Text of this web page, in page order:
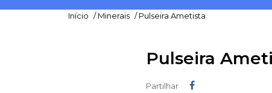
Início / Minerais / Pulseira Ametista
Pulseira
Partilhar